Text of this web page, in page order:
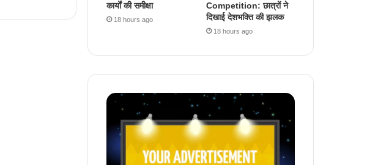
कार्यों की समीक्षा
18 hours ago
Competition: छात्रों ने
दिखाई देशभक्ति की झलक
18 hours ago